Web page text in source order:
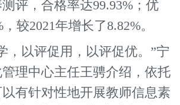
评，合格率达99.93%；优
较2021年增长了8.82%。
以评促用，以评促优。”宁
理中心主任王骋介绍，依托
有针对性地开展教师信息素